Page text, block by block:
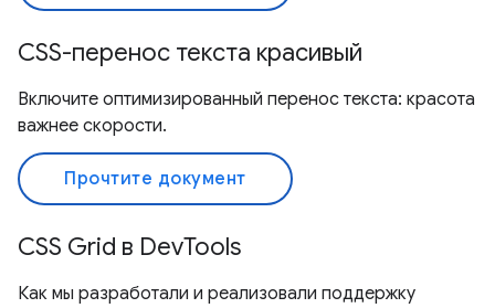
CSS-перенос текста красивый
Включите оптимизированный перенос текста: красота
важнее скорости.
Прочтите документ
CSS Grid в DevTools
Как мы разработали и реализовали поддержку